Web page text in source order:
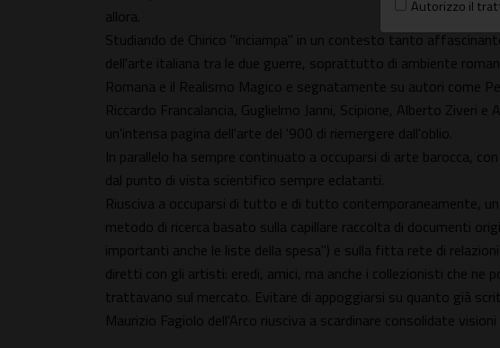
allora.
Studiando de Chirico "inciampa" in un contesto tanto
dell'arte italiana tra le due guerre, soprattutto di ambiente
Romana e il Realismo Magico e segnatamente su autori come
Riccardo Francalancia, Guglielmo Janni, Scipione, Alberto Ziveri
un'intensa pagina dell'arte del '900 di riemergere dall'oblio.
In parallelo ha sempre continuato a occuparsi di arte barocca,
dal punto di vista scientifico sempre eclatanti.
Riusciva a occuparsi di tutto e di tutto contemporaneamente,
metodo di ricerca basato sulla capillare raccolta di documenti
importanti anche le liste della spesa") e sulla fitta rete di
diretti con gli artisti: eredi, amici, ma anche i collezionisti che ne
trattavano sul mercato. Evitare di appoggiarsi su quanto già
Maurizio Fagiolo dell'Arco riusciva a scardinare consolidate
Autorizzo il